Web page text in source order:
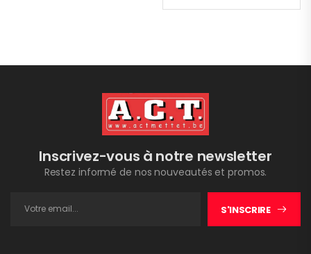
Inscrivez-vous à notre newsletter
Restez informé de nos nouveautés et promos.
S'INSCRIRE